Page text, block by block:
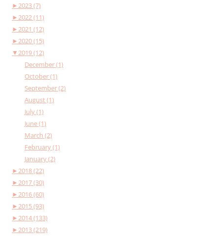
►2023 (7)
►2022 (11)
►2021 (12)
►2020 (15)
▼2019 (12)
December (1)
October (1)
September (2)
August (1)
July (1)
June (1)
March (2)
February (1)
January (2)
►2018 (22)
►2017 (30)
►2016 (60)
►2015 (93)
►2014 (133)
►2013 (219)